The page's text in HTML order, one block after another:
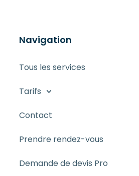
Navigation
Tous les services
Tarifs
Contact
Prendre rendez-vous
Demande de devis Pro